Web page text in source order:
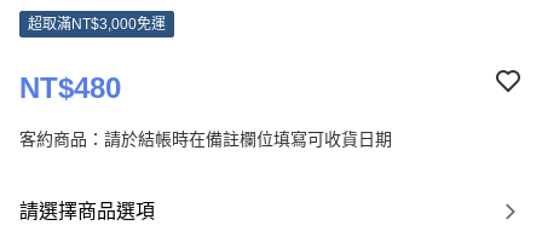
超取滿NT$3,000免運
NT$480
客約商品：請於結帳時在備註欄位填寫可收貨日期
請選擇商品選項